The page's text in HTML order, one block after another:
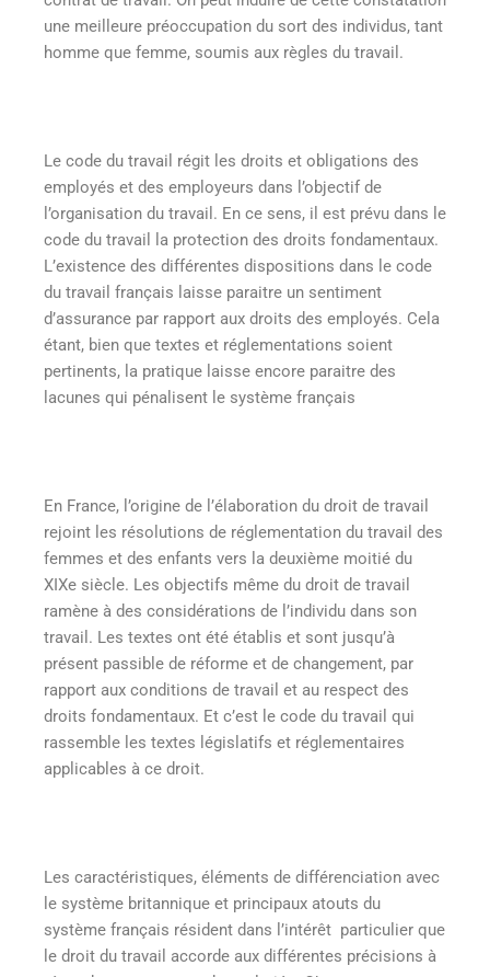
une meilleure préoccupation du sort des individus, tant
homme que femme, soumis aux règles du travail.
Le code du travail régit les droits et obligations des
employés et des employeurs dans l’objectif de
l’organisation du travail. En ce sens, il est prévu dans le
code du travail la protection des droits fondamentaux.
L’existence des différentes dispositions dans le code
du travail français laisse paraitre un sentiment
d’assurance par rapport aux droits des employés. Cela
étant, bien que textes et réglementations soient
pertinents, la pratique laisse encore paraitre des
lacunes qui pénalisent le système français
En France, l’origine de l’élaboration du droit de travail
rejoint les résolutions de réglementation du travail des
femmes et des enfants vers la deuxième moitié du
XIXe siècle. Les objectifs même du droit de travail
ramène à des considérations de l’individu dans son
travail. Les textes ont été établis et sont jusqu’à
présent passible de réforme et de changement, par
rapport aux conditions de travail et au respect des
droits fondamentaux. Et c’est le code du travail qui
rassemble les textes législatifs et réglementaires
applicables à ce droit.
Les caractéristiques, éléments de différenciation avec
le système britannique et principaux atouts du
système français résident dans l’intérêt particulier que
le droit du travail accorde aux différentes précisions à